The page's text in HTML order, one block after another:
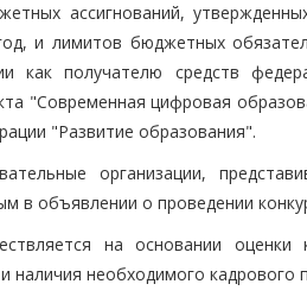
ассигнований,
и лимитов бюджетных
как получателю средств
"Современная цифровая
"Развитие образования".
организации,
в объявлении о проведении
на основании оценки
необходимого кадрового